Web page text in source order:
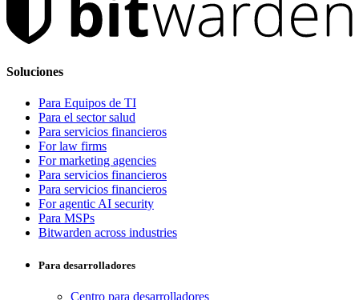
Soluciones
Para Equipos de TI
Para el sector salud
Para servicios financieros
For law firms
For marketing agencies
Para servicios financieros
Para servicios financieros
For agentic AI security
Para MSPs
Bitwarden across industries
Para desarrolladores
Centro para desarrolladores